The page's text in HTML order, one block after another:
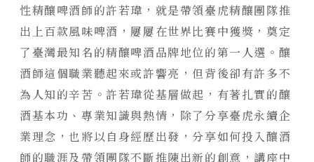
性精釀啤酒師的許若瑋，就是帶領臺虎精釀團隊推
出上百款風味啤酒，屢屢在世界比賽中獲獎，奠定
了臺灣最知名的精釀啤酒品牌地位的第一人選。釀
酒師這個職業聽起來或許響亮，但背後卻有許多不
為人知的辛苦。許若瑋從基層做起，有著扎實的釀
酒基本功、專業知識與熱情，除了分享臺虎永續企
業理念，也將以自身經歷出發，分享如何投入釀酒
師的職涯及帶領團隊不斷推陳出新的創意，講座中